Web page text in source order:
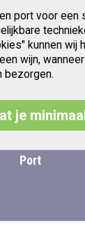
port voor
kunnen
wijn,
bezorgen.
je
Jubileum
Port